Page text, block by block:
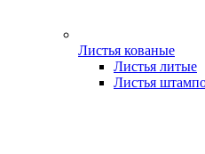
Листья кованые
Листья литые
Листья